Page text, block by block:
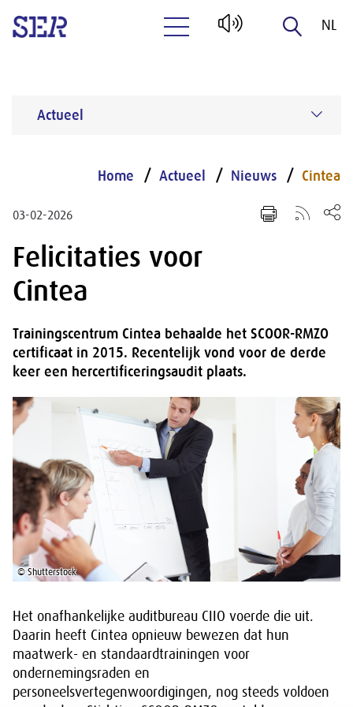
NL
Actueel
Home Actueel Nieuws Cintea
03-02-2026
Felicitaties voor
Cintea
Trainingscentrum Cintea behaalde het SCOOR-RMZO
certificaat in 2015. Recentelijk vond voor de derde
keer een hercertificeringsaudit plaats.
© Shutterstock
Het onafhankelijke auditbureau CIIO voerde die uit.
Daarin heeft Cintea opnieuw bewezen dat hun
maatwerk- en standaardtrainingen voor
ondernemingsraden en
personeelsvertegenwoordigingen, nog steeds voldoen